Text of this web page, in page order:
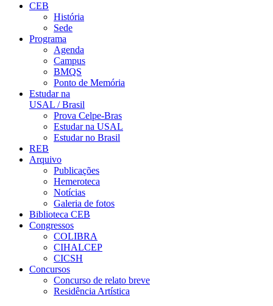
CEB
História
Sede
Programa
Agenda
Campus
BMQS
Ponto de Memória
Estudar na
USAL / Brasil
Prova Celpe-Bras
Estudar na USAL
Estudar no Brasil
REB
Arquivo
Publicações
Hemeroteca
Notícias
Galeria de fotos
Biblioteca CEB
Congressos
COLIBRA
CIHALCEP
CICSH
Concursos
Concurso de relato breve
Residência Artística